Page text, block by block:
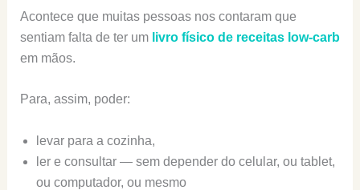
Acontece que muitas pessoas nos contaram que
sentiam falta de ter um livro físico de receitas low-carb
em mãos.
Para, assim, poder:
levar para a cozinha,
ler e consultar — sem depender do celular, ou tablet,
ou computador, ou mesmo